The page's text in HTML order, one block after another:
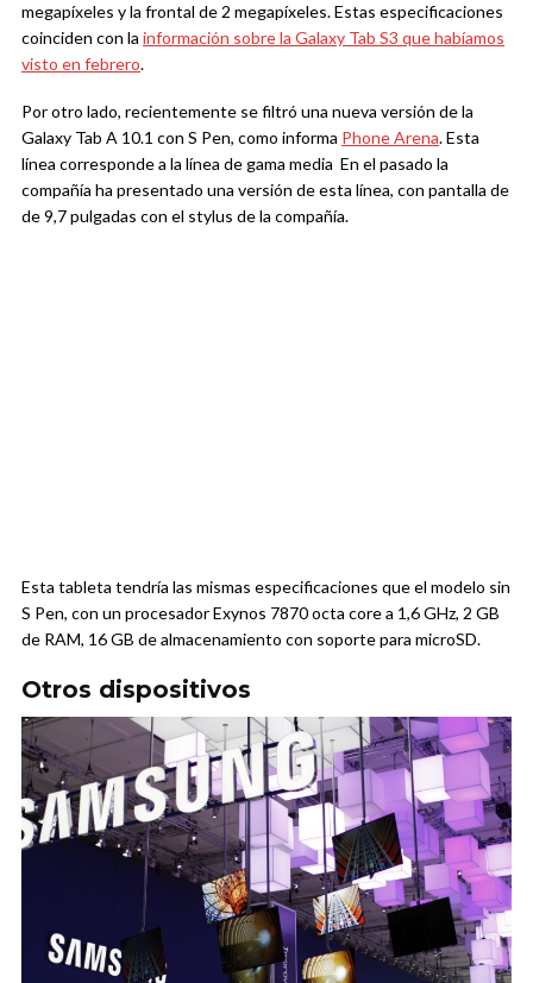
megapíxeles y la frontal de 2 megapíxeles. Estas especificaciones
coinciden con la información sobre la Galaxy Tab S3 que habíamos
visto en febrero.
Por otro lado, recientemente se filtró una nueva versión de la
Galaxy Tab A 10.1 con S Pen, como informa Phone Arena. Esta
línea corresponde a la línea de gama media En el pasado la
compañía ha presentado una versión de esta línea, con pantalla de
de 9,7 pulgadas con el stylus de la compañía.
Esta tableta tendría las mismas especificaciones que el modelo sin
S Pen, con un procesador Exynos 7870 octa core a 1,6 GHz, 2 GB
de RAM, 16 GB de almacenamiento con soporte para microSD.
Otros dispositivos